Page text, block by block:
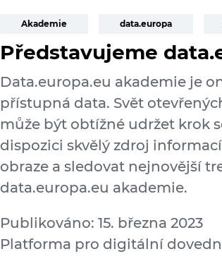
Akademie data.europa
Představujeme
Data.europa.eu akademie je
přístupná data. Svět
může být obtížné udržet krok
dispozici skvělý zdroj
obraze a sledovat nejnovější
data.europa.eu akademie.
Publikováno: 15. března 2023
Platforma pro digitální